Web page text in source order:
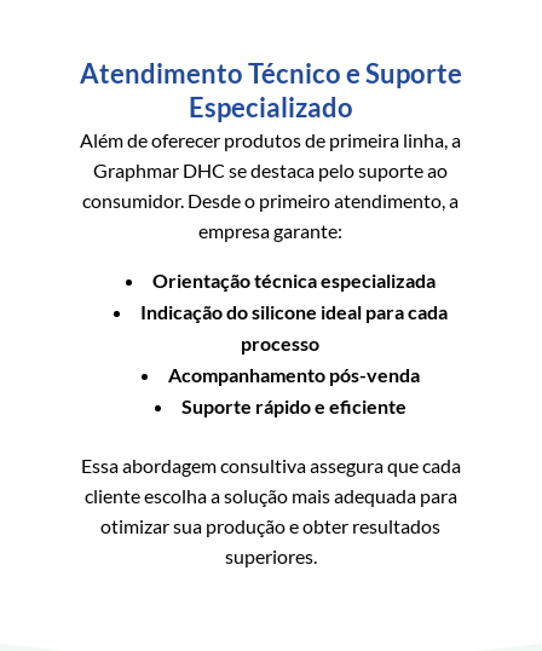
Atendimento Técnico e Suporte
Especializado
Além de oferecer produtos de primeira linha, a
Graphmar DHC se destaca pelo suporte ao
consumidor. Desde o primeiro atendimento, a
empresa garante:
Orientação técnica especializada
Indicação do silicone ideal para cada
processo
Acompanhamento pós-venda
Suporte rápido e eficiente
Essa abordagem consultiva assegura que cada
cliente escolha a solução mais adequada para
otimizar sua produção e obter resultados
superiores.